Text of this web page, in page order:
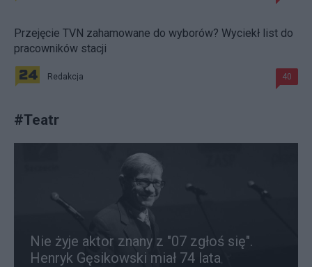
Przejęcie TVN zahamowane do wyborów? Wyciekł list do
pracowników stacji
Redakcja 40
#Teatr
Nie żyje aktor znany z "07 zgłoś się".
Henryk Gęsikowski miał 74 lata